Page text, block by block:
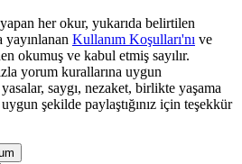
her okur, yukarıda belirtilen
yayınlanan Kullanım Koşulları'nı ve
okumuş ve kabul etmiş sayılır.
yorum kurallarına uygun
saygı, nezaket, birlikte yaşama
şekilde paylaştığınız için teşekkür